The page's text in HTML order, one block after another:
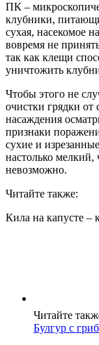
ПК –
клубники,
сухая, насекомое
вовремя не
так как клещи
уничтожить
Чтобы этого не
очистки грядки от
насаждения
признаки
сухие и
настолько мелкий,
невозможно.
Читайте также:
Кила на капусте –
Читайте
Булгур с